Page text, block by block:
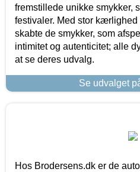
fremstillede unikke smykker,
festivaler. Med stor
skabte de smykker, som
intimitet og autenticitet; alle
at se deres udvalg.
Se udvalget
Hos Brodersens.dk er de